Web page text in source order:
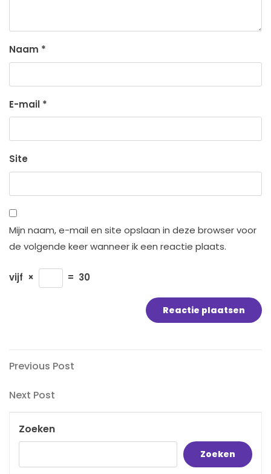
Naam *
E-mail *
Site
Mijn naam, e-mail en site opslaan in deze browser voor
de volgende keer wanneer ik een reactie plaats.
vijf × = 30
Bericht
navigatie
Previous
Previous Post
Next
Next Post
Zoeken
Zoeken